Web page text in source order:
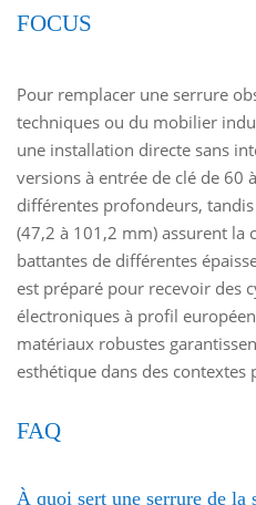
FOCUS
Pour remplacer une serrure
techniques ou du mobilier
une installation directe sans
versions à entrée de clé de 60
différentes profondeurs,
(47,2 à 101,2 mm) assurent la
battantes de différentes
est préparé pour recevoir des
électroniques à profil
matériaux robustes
esthétique dans des contextes
FAQ
À quoi sert une serrure de